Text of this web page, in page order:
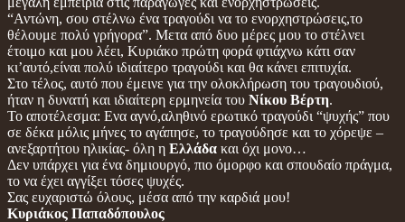
“Αντώνη, σου στέλνω ένα τραγούδι να το ενορχηστρώσεις,το
θέλουμε πολύ γρήγορα”. Μετα από δυο μέρες μου το στέλνει
έτοιμο και μου λέει, Κυριάκο πρώτη φορά φτιάχνω κάτι σαν
κι’αυτό,είναι πολύ ιδιαίτερο τραγούδι και θα κάνει επιτυχία.
Στο τέλος, αυτό που έμεινε για την ολοκλήρωση του τραγουδιού,
ήταν η δυνατή και ιδιαίτερη ερμηνεία του Νίκου Βέρτη.
Το αποτέλεσμα: Eνα αγνό,αληθινό ερωτικό τραγούδι “ψυχής” που
σε δέκα μόλις μήνες το αγάπησε, το τραγούδησε και το χόρεψε –
ανεξαρτήτου ηλικίας- όλη η Ελλάδα και όχι μονο…
Δεν υπάρχει για ένα δημιουργό, πιο όμορφο και σπουδαίο πράγμα,
το να έχει αγγίξει τόσες ψυχές.
Σας ευχαριστώ όλους, μέσα από την καρδιά μου!
Κυριάκος Παπαδόπουλος